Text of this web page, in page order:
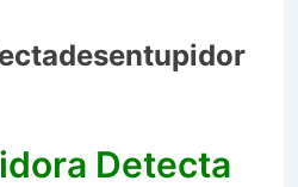
Detecta